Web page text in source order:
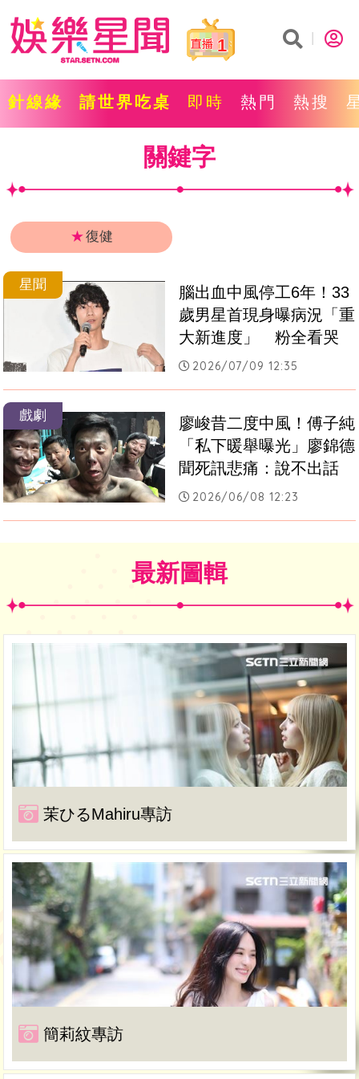
1
針線緣 請世界吃桌 即時 熱門 熱搜
關鍵字
★復健
星聞
腦出血中風停工6年！33
歲男星首現身曝病況「重
大新進度」　粉全看哭
2026/07/09 12:35
戲劇
廖峻昔二度中風！傅子純
「私下暖舉曝光」廖錦德
聞死訊悲痛：說不出話
2026/06/08 12:23
最新圖輯
茉ひるMahiru專訪
簡莉紋專訪